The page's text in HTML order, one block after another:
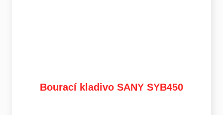
Bourací kladivo SANY SYB450